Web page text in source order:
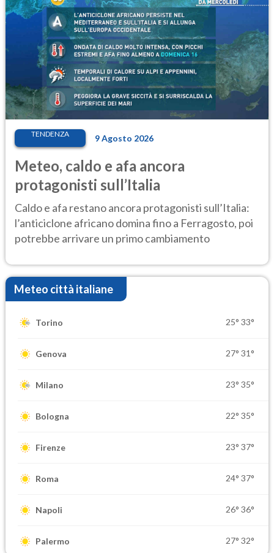
TENDENZA 9 Agosto 2026
Meteo, caldo e afa ancora
protagonisti sull’Italia
Caldo e afa restano ancora protagonisti sull’Italia:
l’anticiclone africano domina fino a Ferragosto, poi
potrebbe arrivare un primo cambiamento
Meteo città italiane
Torino 25° 33°
Genova 27° 31°
Milano 23° 35°
Bologna 22° 35°
Firenze 23° 37°
Roma 24° 37°
Napoli 26° 36°
Palermo 27° 32°